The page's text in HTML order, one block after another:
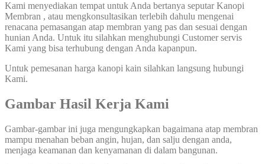
Kami menyediakan tempat untuk Anda bertanya seputar Kanopi
Membran , atau mengkonsultasikan terlebih dahulu mengenai
renacana pemasangan atap membran yang pas dan sesuai dengan
hunian Anda. Untuk itu silahkan menghubungi Customer servis
Kami yang bisa terhubung dengan Anda kapanpun.
Untuk pemesanan harga kanopi kain silahkan langsung hubungi
Kami.
Gambar Hasil Kerja Kami
Gambar-gambar ini juga mengungkapkan bagaimana atap membran
mampu menahan beban angin, hujan, dan salju dengan anda,
menjaga keamanan dan kenyamanan di dalam bangunan.